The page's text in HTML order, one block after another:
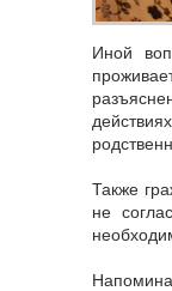
Иной
Также
не